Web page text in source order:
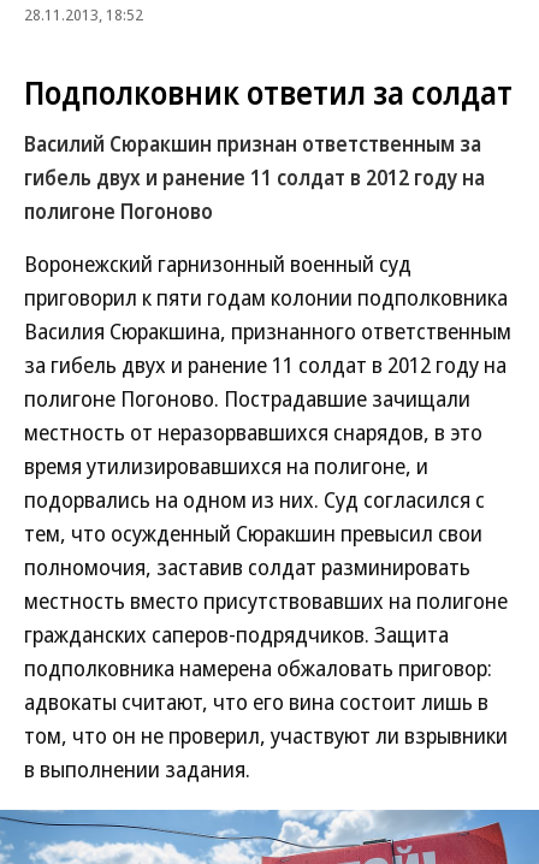
28.11.2013, 18:52
Подполковник ответил за солдат
Василий Сюракшин признан ответственным за
гибель двух и ранение 11 солдат в 2012 году на
полигоне Погоново
Воронежский гарнизонный военный суд
приговорил к пяти годам колонии подполковника
Василия Сюракшина, признанного ответственным
за гибель двух и ранение 11 солдат в 2012 году на
полигоне Погоново. Пострадавшие зачищали
местность от неразорвавшихся снарядов, в это
время утилизировавшихся на полигоне, и
подорвались на одном из них. Суд согласился с
тем, что осужденный Сюракшин превысил свои
полномочия, заставив солдат разминировать
местность вместо присутствовавших на полигоне
гражданских саперов-подрядчиков. Защита
подполковника намерена обжаловать приговор:
адвокаты считают, что его вина состоит лишь в
том, что он не проверил, участвуют ли взрывники
в выполнении задания.